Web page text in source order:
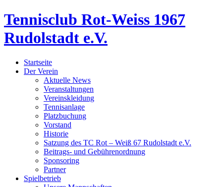
Tennisclub Rot-Weiss 1967
Rudolstadt e.V.
Startseite
Der Verein
Aktuelle News
Veranstaltungen
Vereinskleidung
Tennisanlage
Platzbuchung
Vorstand
Historie
Satzung des TC Rot – Weiß 67 Rudolstadt e.V.
Beitrags- und Gebührenordnung
Sponsoring
Partner
Spielbetrieb